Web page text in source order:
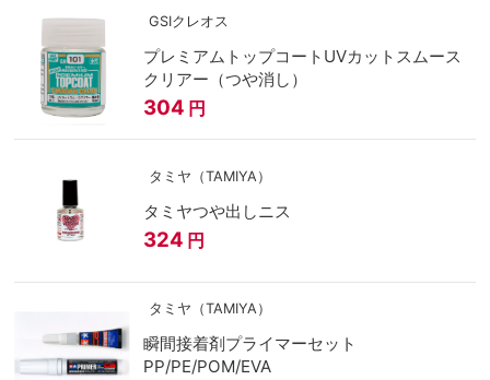
GSIクレオス
プレミアムトップコートUVカットスムース
クリアー（つや消し）
304 円
タミヤ（TAMIYA）
タミヤつや出しニス
324 円
タミヤ（TAMIYA）
瞬間接着剤プライマーセット
PP/PE/POM/EVA